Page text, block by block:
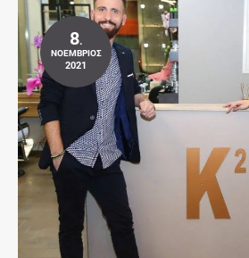
8.
ΝΟΈΜΒΡΙΟΣ
2021